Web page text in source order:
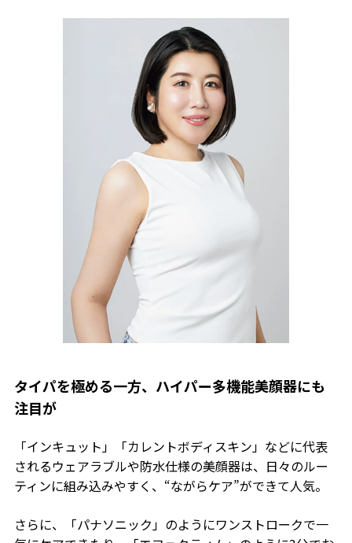
タイパを極める一方、ハイパー多機能美顔器にも
注目が
「インキュット」「カレントボディスキン」などに代表
されるウェアラブルや防水仕様の美顔器は、日々のルー
ティンに組み込みやすく、“ながらケア”ができて人気。
さらに、「パナソニック」のようにワンストロークで一